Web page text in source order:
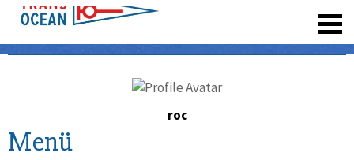
roc
Menü